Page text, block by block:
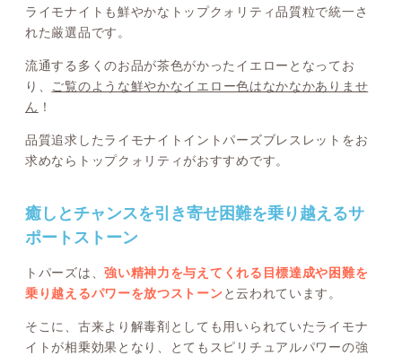
ライモナイトも鮮やかなトップクォリティ品質粒で統一さ
れた厳選品です。
流通する多くのお品が茶色がかったイエローとなってお
り、 ご覧のような鮮やかなイエロー色はなかなかありませ
ん ！
品質追求したライモナイトイントパーズブレスレットをお
求めならトップクォリティがおすすめです。
癒しとチャンスを引き寄せ困難を乗り越えるサ
ポートストーン
トパーズは、強い精神力を与えてくれる目標達成や困難を
乗り越えるパワーを放つストーンと云われています。
そこに、古来より解毒剤としても用いられていたライモナ
イトが相乗効果となり、とてもスピリチュアルパワーの強